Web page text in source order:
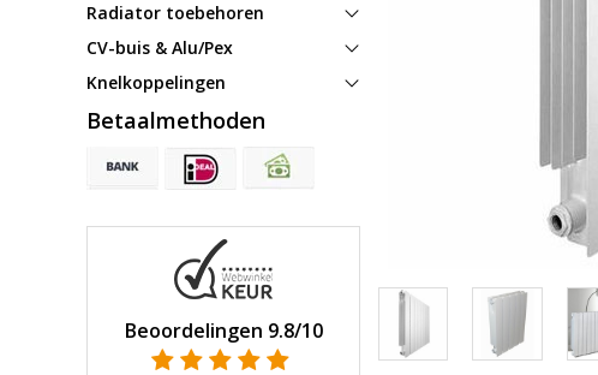
Radiator toebehoren
CV-buis & Alu/Pex
Knelkoppelingen
Betaalmethoden
Beoordelingen 9.8/10